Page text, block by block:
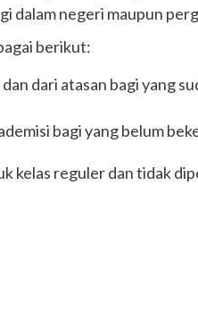
dalam negeri maupun
berikut:
dari atasan bagi yang
bagi yang belum
kelas reguler dan tidak